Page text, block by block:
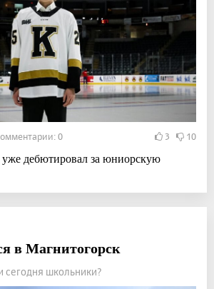
0 3 10
дебютировал за юниорскую
в Магнитогорск
сегодня школьники?